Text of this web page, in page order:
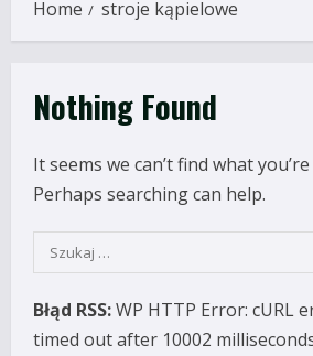
Home stroje kąpielowe
Nothing Found
It seems we can’t find what
Perhaps searching can help.
Szukaj:
Błąd RSS:WP HTTP Error: cURL
timed out after 10002